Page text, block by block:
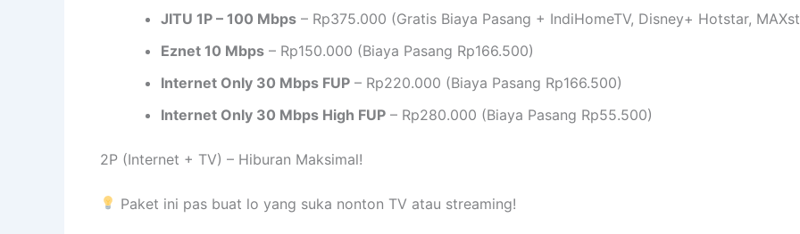
JITU 1P – 100 Mbps – Rp375.000 (Gratis Biaya Pasang + IndiHomeTV, Disney+ Hotstar,
Eznet 10 Mbps – Rp150.000 (Biaya Pasang Rp166.500)
Internet Only 30 Mbps FUP – Rp220.000 (Biaya Pasang Rp166.500)
Internet Only 30 Mbps High FUP – Rp280.000 (Biaya Pasang Rp55.500)
2P (Internet + TV) – Hiburan Maksimal!
Paket ini pas buat lo yang suka nonton TV atau streaming!